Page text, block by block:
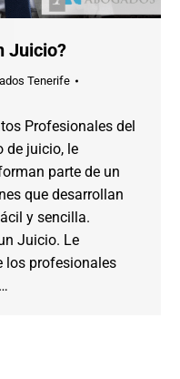
Juicio?
Tenerife
Profesionales del
de juicio, le
parte de un
que desarrollan
y sencilla.
Juicio. Le
los profesionales